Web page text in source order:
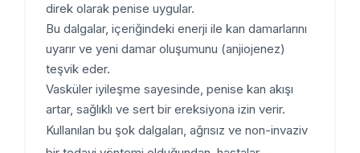
direk olarak penise uygular.
Bu dalgalar, içeriğindeki enerji ile kan damarlarını
uyarır ve yeni damar oluşumunu (anjiojenez)
teşvik eder.
Vasküler iyileşme sayesinde, penise kan akışı
artar, sağlıklı ve sert bir ereksiyona izin verir.
Kullanılan bu şok dalgaları, ağrısız ve non-invaziv